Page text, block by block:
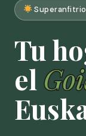
Tu
el